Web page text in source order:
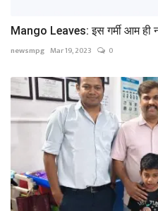
Mango Leaves: इस गर्मी आम ही
newsmpg Mar 19, 2023 0